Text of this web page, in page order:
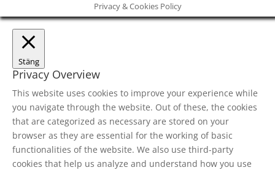
Privacy & Cookies Policy
Stäng
Privacy Overview
This website uses cookies to improve your experience while
you navigate through the website. Out of these, the cookies
that are categorized as necessary are stored on your
browser as they are essential for the working of basic
functionalities of the website. We also use third-party
cookies that help us analyze and understand how you use